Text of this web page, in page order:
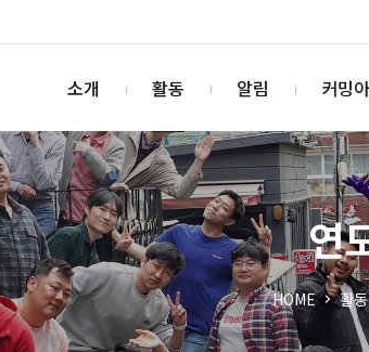
소개 활동 알림 커밍
연
HOME 활동